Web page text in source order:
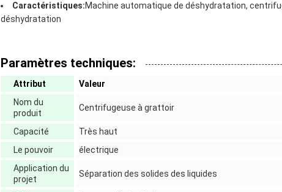
Caractéristiques:Machine automatique de déshydratation,
déshydratation
Paramètres techniques:
Attribut
Valeur
Nom du
produit
Centrifugeuse à grattoir
Capacité
Très haut
Le pouvoir
électrique
Application du
projet
Séparation des solides des liquides